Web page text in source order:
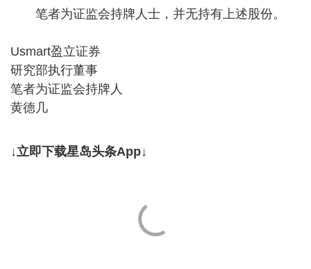
笔者为证监会持牌人士，并无持有上述股份。
Usmart盈立证券
研究部执行董事
笔者为证监会持牌人
黄德几
↓立即下载星岛头条App↓